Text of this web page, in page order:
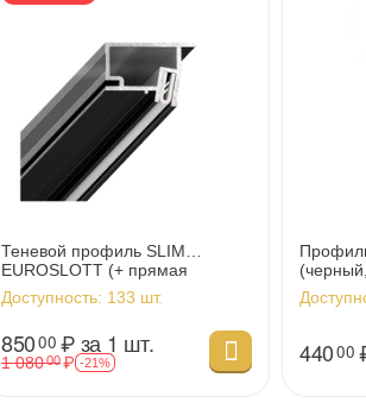
Теневой профиль SLIM
EUROSLOTT (+ прямая
пластина), 2м (СНЯТ С
ПРОИЗВОДСТВА)
Доступность: 133 шт.
85000 ₽за 1 шт.
1 08000₽ -21% 44000